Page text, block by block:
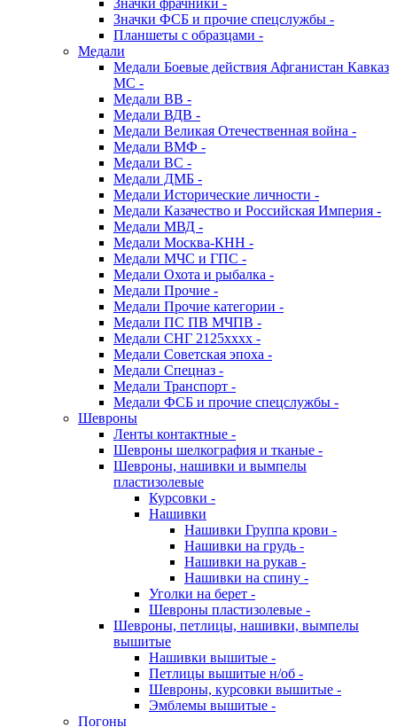
Значки фрачники -
Значки ФСБ и прочие спецслужбы -
Планшеты с образцами -
Медали
Медали Боевые действия Афганистан Кавказ
МС -
Медали ВВ -
Медали ВДВ -
Медали Великая Отечественная война -
Медали ВМФ -
Медали ВС -
Медали ДМБ -
Медали Исторические личности -
Медали Казачество и Российская Империя -
Медали МВД -
Медали Москва-КНН -
Медали МЧС и ГПС -
Медали Охота и рыбалка -
Медали Прочие -
Медали Прочие категории -
Медали ПС ПВ МЧПВ -
Медали СНГ 2125хххх -
Медали Советская эпоха -
Медали Спецназ -
Медали Транспорт -
Медали ФСБ и прочие спецслужбы -
Шевроны
Ленты контактные -
Шевроны шелкография и тканые -
Шевроны, нашивки и вымпелы
пластизолевые
Курсовки -
Нашивки
Нашивки Группа крови -
Нашивки на грудь -
Нашивки на рукав -
Нашивки на спину -
Уголки на берет -
Шевроны пластизолевые -
Шевроны, петлицы, нашивки, вымпелы
вышитые
Нашивки вышитые -
Петлицы вышитые н/об -
Шевроны, курсовки вышитые -
Эмблемы вышитые -
Погоны